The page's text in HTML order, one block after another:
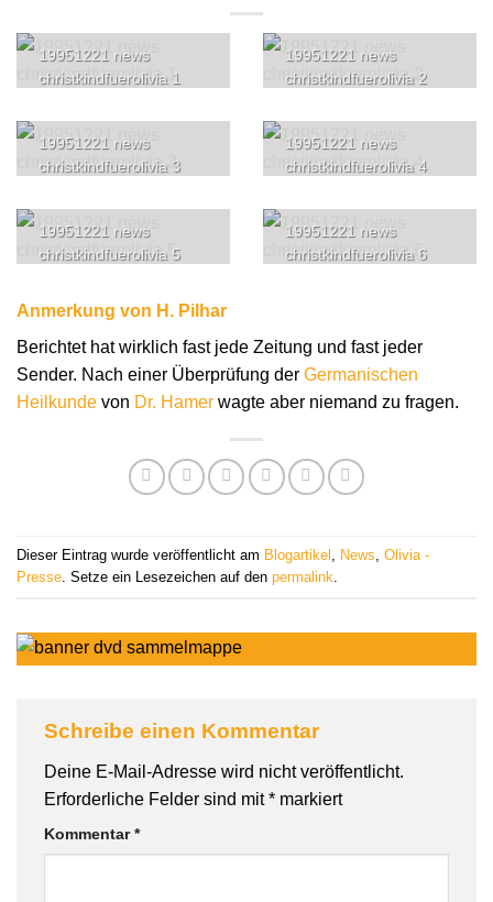
19951221 news
christkindfuerolivia 1
19951221 news
christkindfuerolivia 2
19951221 news
christkindfuerolivia 3
19951221 news
christkindfuerolivia 4
19951221 news
christkindfuerolivia 5
19951221 news
christkindfuerolivia 6
Anmerkung von H. Pilhar
Berichtet hat wirklich fast jede Zeitung und fast jeder
Sender. Nach einer Überprüfung der Germanischen
Heilkunde von Dr. Hamer wagte aber niemand zu fragen.
Dieser Eintrag wurde veröffentlicht am Blogartikel News Olivia -
Presse . Setze ein Lesezeichen auf den permalink
Schreibe einen Kommentar
Deine E-Mail-Adresse wird nicht veröffentlicht.
Erforderliche Felder sind mit* markiert
Kommentar*